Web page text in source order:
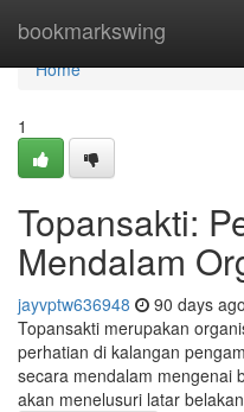
bookmarkswing
Home
Home
1
Topansakti:
Mendalam
jayvptw636948 90 days ago
Topansakti merupakan
perhatian di kalangan
secara mendalam mengenai
akan menelusuri latar